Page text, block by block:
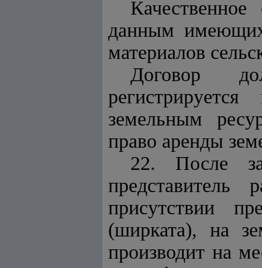
данным
материалов
Договор
земельным
право аренды
22. После
присутствии
(ширката), на
производит на